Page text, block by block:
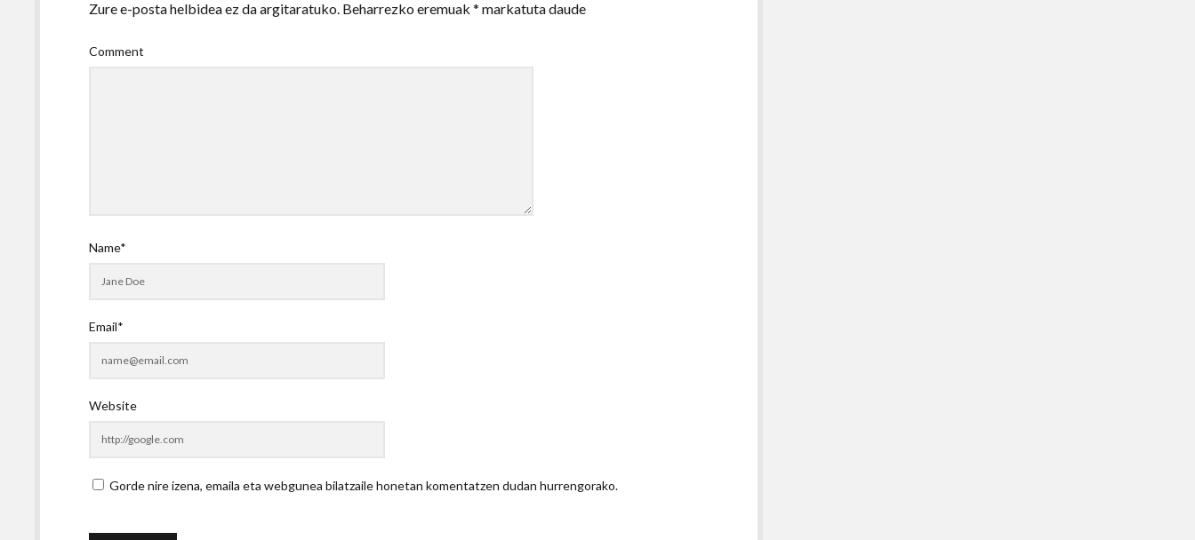
Zure e-posta helbidea ez da argitaratuko. Beharrezko eremuak* markatuta daude
Comment
Name*
Email*
Website
Gorde nire izena, emaila eta webgunea bilatzaile honetan komentatzen dudan hurrengorako.